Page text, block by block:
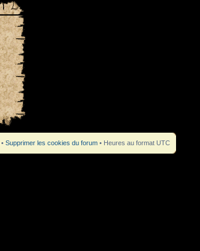
• Supprimer les cookies du forum • Heures au format UTC